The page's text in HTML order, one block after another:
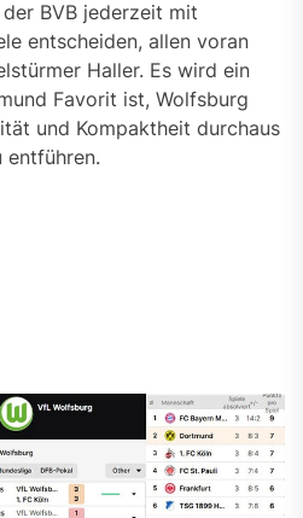
BVB jederzeit mit
entscheiden, allen voran
Haller. Es wird ein
Favorit ist, Wolfsburg
und Kompaktheit durchaus
entführen.